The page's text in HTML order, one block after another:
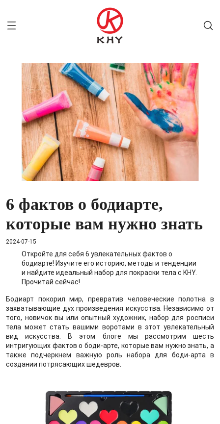
6 фактов о бодиарте,
которые вам нужно знать
2024-07-15
Откройте для себя 6 увлекательных фактов о
бодиарте! Изучите его историю, методы и тенденции
и найдите идеальный набор для покраски тела с KHY.
Прочитай сейчас!
Бодиарт покорил мир, превратив человеческие полотна в
захватывающие дух произведения искусства. Независимо от
того, новичок вы или опытный художник, набор для росписи
тела может стать вашими воротами в этот увлекательный
вид искусства. В этом блоге мы рассмотрим шесть
интригующих фактов о боди-арте, которые вам нужно знать, а
также подчеркнем важную роль набора для боди-арта в
создании потрясающих шедевров.